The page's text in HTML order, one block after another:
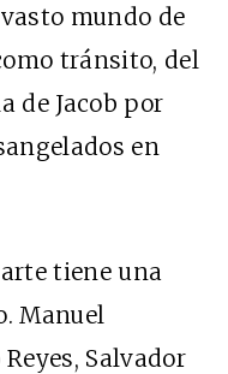
mundo de
tránsito, del
de Jacob por
en
tiene una
Manuel
Salvador